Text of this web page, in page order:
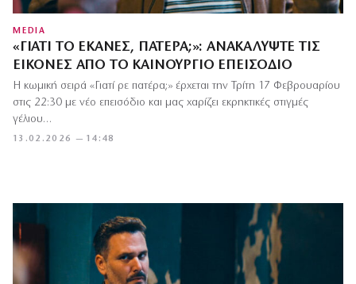
MEDIA
«ΓΙΑΤΊ ΤΟ ΈΚΑΝΕΣ, ΠΑΤΈΡΑ;»: ΑΝΑΚΑΛΎΨΤΕ ΤΙΣ
ΕΙΚΌΝΕΣ ΑΠΌ ΤΟ ΚΑΙΝΟΎΡΓΙΟ ΕΠΕΙΣΌΔΙΟ
13.02.2026 — 14:48
Η κωμική σειρά «Γιατί ρε πατέρα;» έρχεται την Τρίτη 17 Φεβρουαρίου
στις 22:30 με νέο επεισόδιο και μας χαρίζει εκρηκτικές στιγμές
γέλιου…